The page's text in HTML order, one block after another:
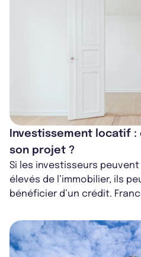
Investissement locatif
son projet ?
Si les investisseurs
élevés de l’immobilier, ils
bénéficier d’un crédit.